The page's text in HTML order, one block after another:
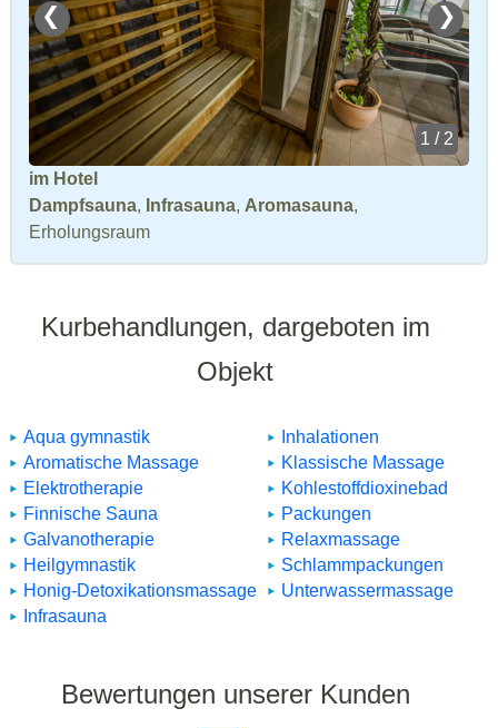
❮ ❯
1 / 2
im Hotel
Dampfsauna, Infrasauna, Aromasauna,
Erholungsraum
Kurbehandlungen, dargeboten im
Objekt
Aqua gymnastik
Aromatische Massage
Elektrotherapie
Finnische Sauna
Galvanotherapie
Heilgymnastik
Honig-Detoxikationsmassage
Infrasauna
Inhalationen
Klassische Massage
Kohlestoffdioxinebad
Packungen
Relaxmassage
Schlammpackungen
Unterwassermassage
Bewertungen unserer Kunden